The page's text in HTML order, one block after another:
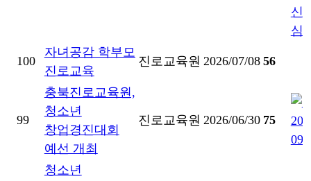
100
자녀공감 학부모
진로교육
진로교육원 2026/07/08 56
99
충북진로교육원,
청소년
창업경진대회
예선 개최
진로교육원 2026/06/30 75
청소년